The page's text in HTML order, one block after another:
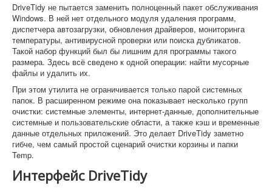
DriveTidy не пытается заменить полноценный пакет обслуживания
Windows. В ней нет отдельного модуля удаления программ,
диспетчера автозагрузки, обновления драйверов, мониторинга
температуры, антивирусной проверки или поиска дубликатов.
Такой набор функций был бы лишним для программы такого
размера. Здесь всё сведено к одной операции: найти мусорные
файлы и удалить их.
При этом утилита не ограничивается только парой системных
папок. В расширенном режиме она показывает несколько групп
очистки: системные элементы, интернет-данные, дополнительные
системные и пользовательские области, а также кэш и временные
данные отдельных приложений. Это делает DriveTidy заметно
гибче, чем самый простой сценарий очистки корзины и папки
Temp.
Интерфейс DriveTidy